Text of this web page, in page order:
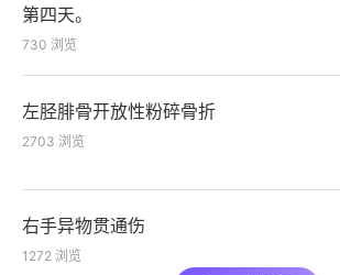
第四天。
730 浏览
左胫腓骨开放性粉碎骨折
2703 浏览
右手异物贯通伤
1272 浏览